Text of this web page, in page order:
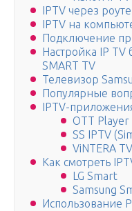
IPTV через
IPTV на
Подключение
Настройка IP TV
SMART TV
Телевизор
Популярные
IPTV-
OTT Player
SS IPTV
ViNTERA TV
Как смотреть
LG Smart
Samsung
Использование